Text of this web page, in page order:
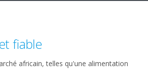
fiable
africain, telles qu'une alimentation